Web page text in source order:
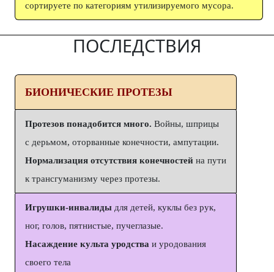
сортируете по категориям утилизируемого мусора.
ПОСЛЕДСТВИЯ
БИОНИЧЕСКИЕ ПРОТЕЗЫ
Протезов понадобится много. Войны, шприцы
с дерьмом, оторванные конечности, ампутации.
Нормализация отсутствия конечностей на пути
к трансгуманизму через протезы.
Игрушки-инвалиды для детей, куклы без рук,
ног, голов, пятнистые, пучеглазые.
Насаждение культа уродства и уродования
своего тела